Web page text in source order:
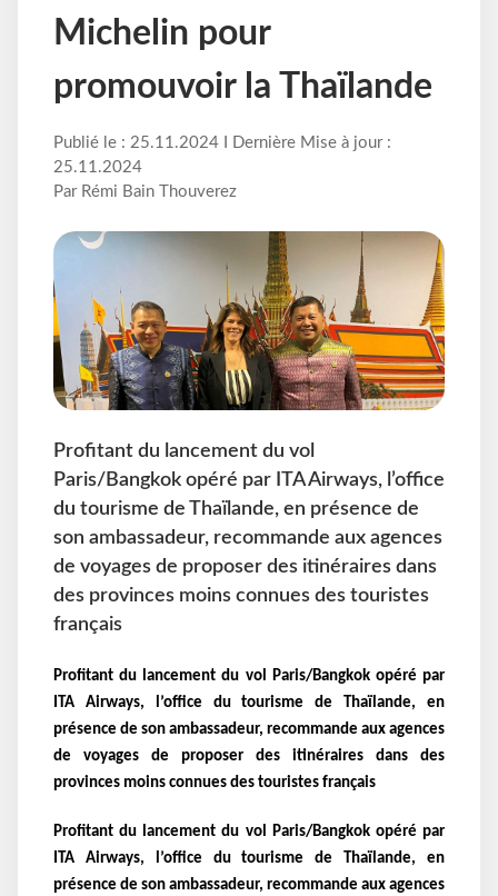
Michelin pour
promouvoir la Thaïlande
Publié le : 25.11.2024 I Dernière Mise à jour :
25.11.2024
Par Rémi Bain Thouverez
Profitant du lancement du vol
Paris/Bangkok opéré par ITA Airways, l’office
du tourisme de Thaïlande, en présence de
son ambassadeur, recommande aux agences
de voyages de proposer des itinéraires dans
des provinces moins connues des touristes
français
Profitant du lancement du vol Paris/Bangkok opéré par
ITA Airways, l’office du tourisme de Thaïlande, en
présence de son ambassadeur, recommande aux agences
de voyages de proposer des itinéraires dans des
provinces moins connues des touristes français
Profitant du lancement du vol Paris/Bangkok opéré par
ITA Airways, l’office du tourisme de Thaïlande, en
présence de son ambassadeur, recommande aux agences